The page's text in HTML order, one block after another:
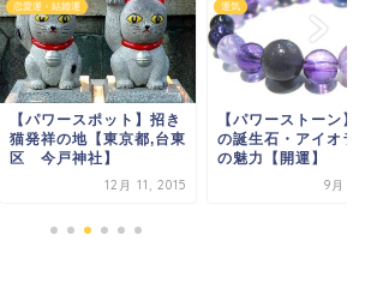
恋愛運・結婚運
【パワースポット】招き
猫発祥の地【東京都,台東
区 今戸神社】
12月 11, 2015
運気
【パワーストーン】
の誕生石・アイオラ
の魅力【開運】
9月 7,